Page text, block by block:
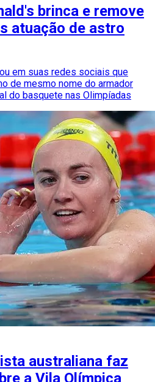
brinca e remove
atuação de astro
em suas redes sociais que
de mesmo nome do armador
do basquete nas Olimpíadas
australiana faz
a Vila Olímpica